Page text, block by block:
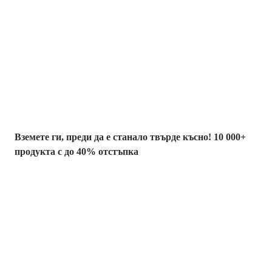
Вземете ги, преди да е станало твърде късно! 10 000+
продукта с до 40% отстъпка